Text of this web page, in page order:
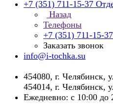
+7 (351) 711-15-37
Назад
Телефоны
+7 (351) 711-15-37
Заказать звонок
info@i-tochka.su
​454080, г. Челябинск,
454014, г. Челябинск,
Ежедневно: с 10:00 до